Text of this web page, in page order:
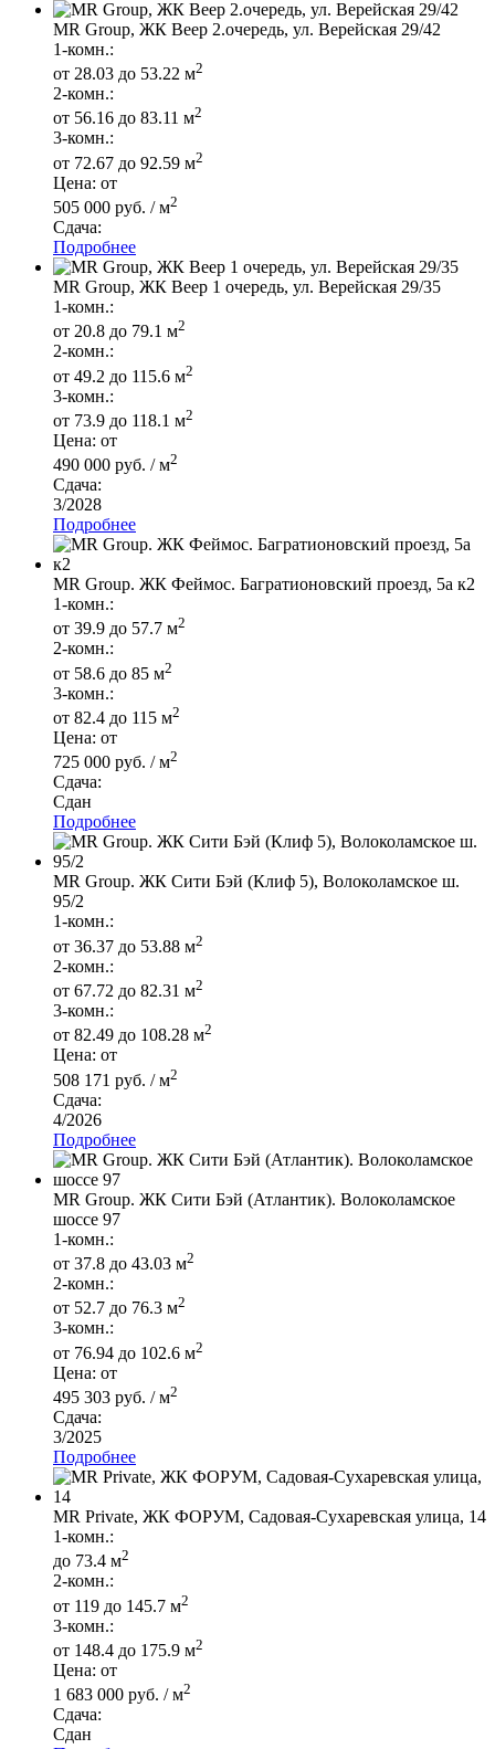
MR Group, ЖК Веер 2.очередь, ул. Верейская 29/42
1-комн.:
от 28.03 до 53.22 м2
2-комн.:
от 56.16 до 83.11 м2
3-комн.:
от 72.67 до 92.59 м2
Цена: от
505 000 руб. / м2
Сдача:
Подробнее
MR Group, ЖК Веер 1 очередь, ул. Верейская 29/35
1-комн.:
от 20.8 до 79.1 м2
2-комн.:
от 49.2 до 115.6 м2
3-комн.:
от 73.9 до 118.1 м2
Цена: от
490 000 руб. / м2
Сдача:
3/2028
Подробнее
MR Group. ЖК Феймос. Багратионовский проезд, 5а к2
1-комн.:
от 39.9 до 57.7 м2
2-комн.:
от 58.6 до 85 м2
3-комн.:
от 82.4 до 115 м2
Цена: от
725 000 руб. / м2
Сдача:
Сдан
Подробнее
MR Group. ЖК Сити Бэй (Клиф 5), Волоколамское ш.
95/2
1-комн.:
от 36.37 до 53.88 м2
2-комн.:
от 67.72 до 82.31 м2
3-комн.:
от 82.49 до 108.28 м2
Цена: от
508 171 руб. / м2
Сдача:
4/2026
Подробнее
MR Group. ЖК Сити Бэй (Атлантик). Волоколамское
шоссе 97
1-комн.:
от 37.8 до 43.03 м2
2-комн.:
от 52.7 до 76.3 м2
3-комн.:
от 76.94 до 102.6 м2
Цена: от
495 303 руб. / м2
Сдача:
3/2025
Подробнее
MR Private, ЖК ФОРУМ, Садовая-Сухаревская улица, 14
1-комн.:
до 73.4 м2
2-комн.:
от 119 до 145.7 м2
3-комн.:
от 148.4 до 175.9 м2
Цена: от
1 683 000 руб. / м2
Сдача:
Сдан